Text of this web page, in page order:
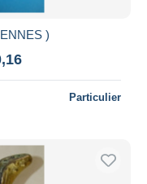
)
Particulier